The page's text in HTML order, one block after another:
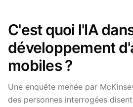
C'est quoi l'IA
développement
mobiles ?
Une enquête menée par
des personnes interrogées